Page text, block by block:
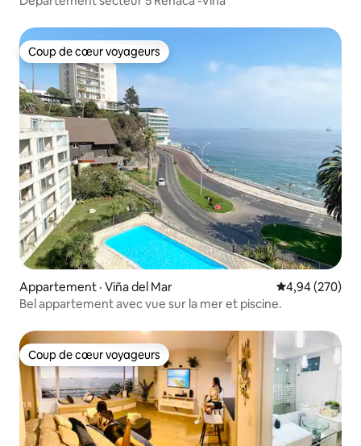
Coup de cœur voyageurs
Coup de cœur voyageurs
Appartement · Viña del Mar Note
4,94 (270)
Bel appartement avec vue sur la mer et piscine.
Coup de cœur voyageurs
Coup de cœur voyageurs